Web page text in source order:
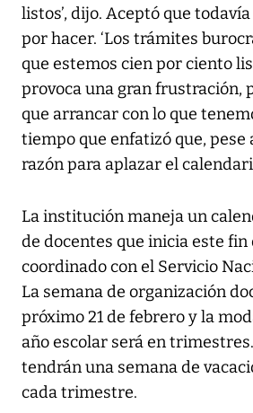
listos’, dijo. Aceptó que
por hacer. ‘Los trámites
que estemos cien por ciento
provoca una gran frustración,
que arrancar con lo que
tiempo que enfatizó que, pese
razón para aplazar el
La institución maneja un
de docentes que inicia este fin
coordinado con el Servicio
La semana de organización
próximo 21 de febrero y la
año escolar será en
tendrán una semana de
cada trimestre.